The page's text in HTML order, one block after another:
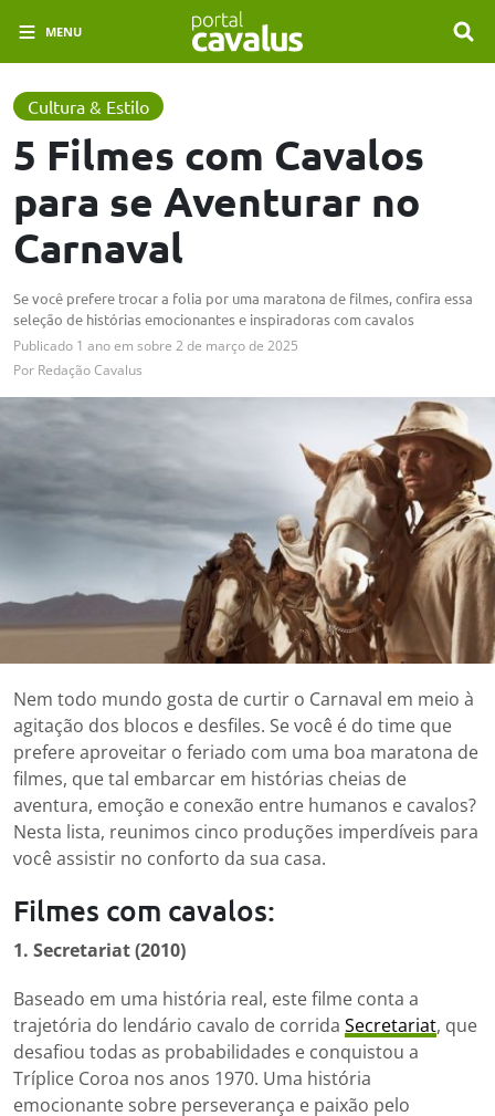
MENU
Cultura & Estilo
5 Filmes com Cavalos
para se Aventurar no
Carnaval
Se você prefere trocar a folia por uma maratona de filmes, confira essa
seleção de histórias emocionantes e inspiradoras com cavalos
Publicado 1 ano em sobre 2 de março de 2025
Por Redação Cavalus
Nem todo mundo gosta de curtir o Carnaval em meio à
agitação dos blocos e desfiles. Se você é do time que
prefere aproveitar o feriado com uma boa maratona de
filmes, que tal embarcar em histórias cheias de
aventura, emoção e conexão entre humanos e cavalos?
Nesta lista, reunimos cinco produções imperdíveis para
você assistir no conforto da sua casa.
Filmes com cavalos:
1. Secretariat (2010)
Baseado em uma história real, este filme conta a
trajetória do lendário cavalo de corrida Secretariat, que
desafiou todas as probabilidades e conquistou a
Tríplice Coroa nos anos 1970. Uma história
emocionante sobre perseverança e paixão pelo